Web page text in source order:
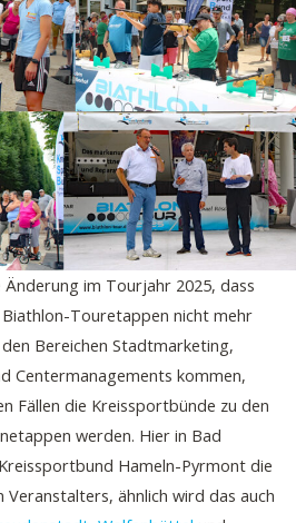
im Tourjahr 2025, dass
Touretappen nicht mehr
Bereichen Stadtmarketing,
Centermanagements kommen,
Fällen die Kreissportbünde zu den
werden. Hier in Bad
Hameln-Pyrmont die
Veranstalters, ähnlich wird das auch